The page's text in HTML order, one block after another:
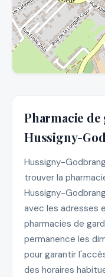
Pharmacie
Hussigny-
Hussigny-
trouver la
Hussigny-
avec les adresses
pharmacies de
permanence les
pour garantir
des horaires